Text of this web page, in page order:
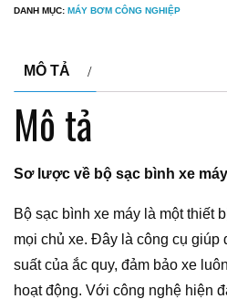
DANH MỤC: MÁY BƠM CÔNG NGHIỆP
MÔ TẢ
Mô tả
Sơ lược về bộ sạc bình xe máy
Bộ sạc bình xe máy là một thiết
mọi chủ xe. Đây là công cụ giúp
suất của ắc quy, đảm bảo xe
hoạt động. Với công nghệ hiện